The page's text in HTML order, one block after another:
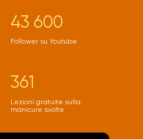
43 600
Follower su Youtube
361
Lezioni gratuite sulla
manicure svolte